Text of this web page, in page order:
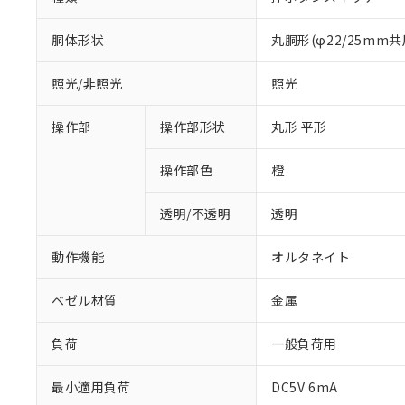
胴体形状 丸胴形(φ22/25mm共
照光/非照光 照光
操作部 操作部形状 丸形 平形
操作部色 橙
透明/不透明 透明
動作機能 オルタネイト
ベゼル材質 金属
負荷 一般負荷用
最小適用負荷 DC5V 6mA
※1 対応状況